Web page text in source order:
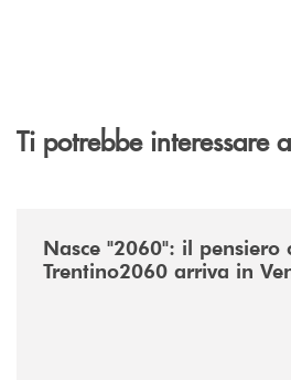
Ti potrebbe interessare
Nasce "2060": il pensiero
Trentino2060 arriva in